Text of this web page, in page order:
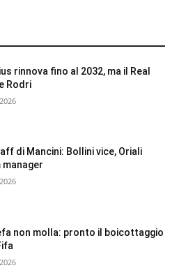
rinnova fino al 2032, ma il Real
Rodri
di Mancini: Bollini vice, Oriali
manager
non molla: pronto il boicottaggio